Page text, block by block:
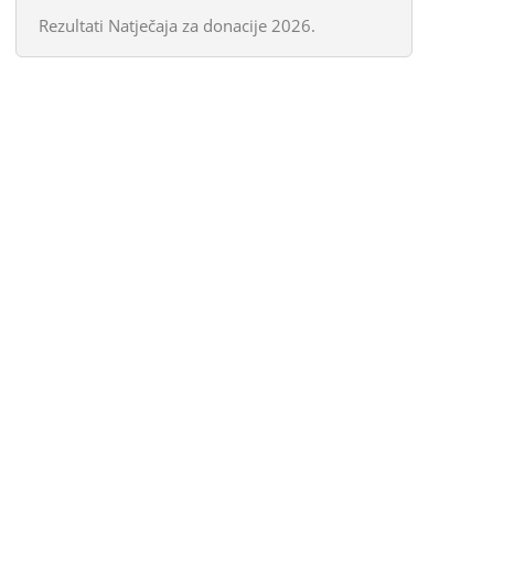
Rezultati Natječaja za donacije 2026.